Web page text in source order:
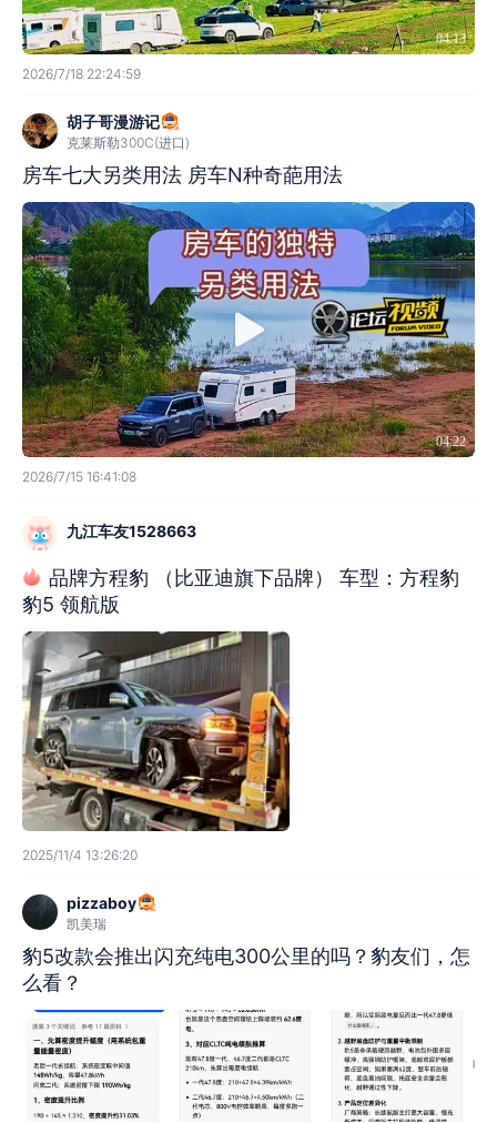
04:13
2026/7/18 22:24:59
胡子哥漫游记
克莱斯勒300C(进口)
房车七大另类用法 房车N种奇葩用法
04:22
2026/7/15 16:41:08
九江车友1528663
品牌方程豹 （比亚迪旗下品牌） 车型：方程豹
豹5 领航版
2025/11/4 13:26:20
pizzaboy
凯美瑞
豹5改款会推出闪充纯电300公里的吗？豹友们，怎
么看？